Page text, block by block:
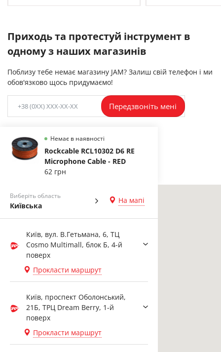
Приходь та протестуй інструмент в
одному з наших магазинів
Поблизу тебе немає магазину JAM? Залиш свій телефон і ми
обов'язково щось придумаємо!
Немає в наявності
Rockcable RCL10302 D6 RE
Microphone Cable - RED
62 грн
Виберіть область
Київська
На мапі
Київ, вул. В.Гетьмана, 6, ТЦ
Cosmo Multimall, блок Б, 4-й
поверх
Прокласти маршрут
Київ, проспект Оболонський,
21Б, ТРЦ Dream Berry, 1-й
поверх
Прокласти маршрут
Передзвоніть мені